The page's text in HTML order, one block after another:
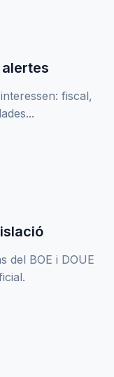
fiscal,
del BOE i DOUE